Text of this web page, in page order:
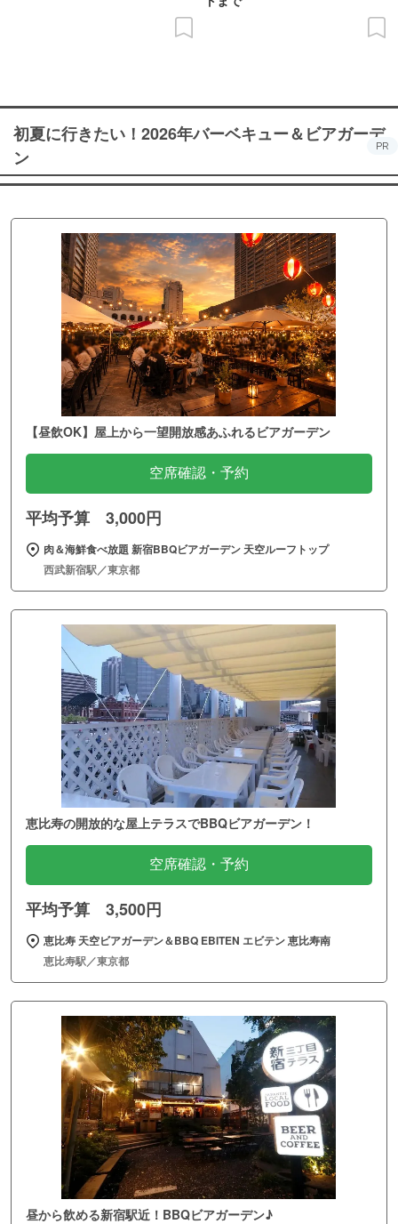
初夏に行きたい！2026年バーベキュー＆ビアガーデ
ン
PR
【昼飲OK】屋上から一望開放感あふれるビアガーデン
空席確認・予約
平均予算 3,000円
肉＆海鮮食べ放題 新宿BBQビアガーデン 天空ルーフトップ
西武新宿駅／東京都
恵比寿の開放的な屋上テラスでBBQビアガーデン！
空席確認・予約
平均予算 3,500円
恵比寿 天空ビアガーデン＆BBQ EBITEN エビテン 恵比寿南
恵比寿駅／東京都
昼から飲める新宿駅近！BBQビアガーデン♪